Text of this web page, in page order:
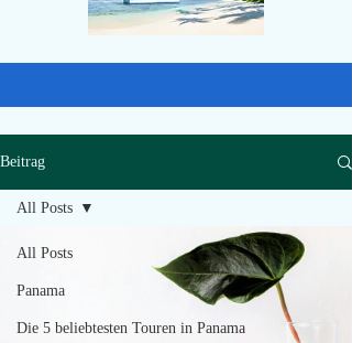
Beitrag
All Posts
Panama
Die 5 beliebtesten Touren in Panama
All Posts